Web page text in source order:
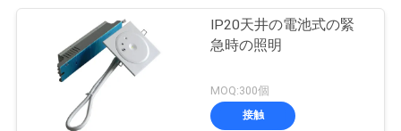
IP20天井の電池式の緊
急時の照明
MOQ:300個
接触